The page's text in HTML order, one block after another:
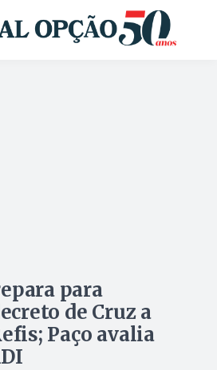
para
de Cruz a
Paço avalia